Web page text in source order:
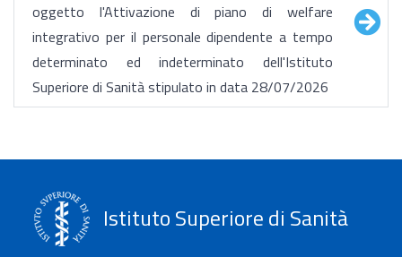
oggetto l'Attivazione di piano di welfare
integrativo per il personale dipendente a tempo
determinato ed indeterminato dell'Istituto
Superiore di Sanità stipulato in data 28/07/2026
Istituto Superiore di Sanità